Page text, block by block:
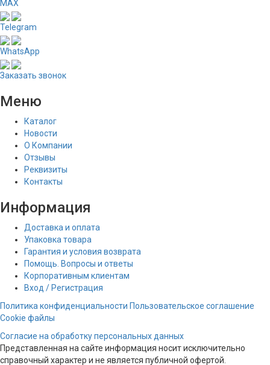
MAX
Telegram
WhatsApp
Заказать звонок
Меню
Каталог
Новости
О Компании
Отзывы
Реквизиты
Контакты
Информация
Доставка и оплата
Упаковка товара
Гарантия и условия возврата
Помощь. Вопросы и ответы
Корпоративным клиентам
Вход / Регистрация
Политика конфиденциальности Пользовательское соглашение
Cookie файлы
Согласие на обработку персональных данных
Представленная на сайте информация носит исключительно
справочный характер и не является публичной офертой.